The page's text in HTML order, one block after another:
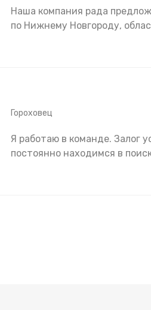
Наша компания рада
по Нижнему Новгороду,
Гороховец
Я работаю в команде. Залог
постоянно находимся в